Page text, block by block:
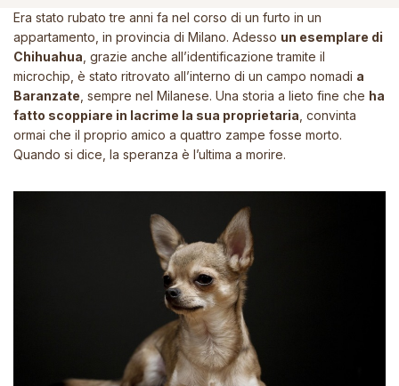
Era stato rubato tre anni fa nel corso di un furto in un
appartamento, in provincia di Milano. Adesso un esemplare di
Chihuahua , grazie anche all’identificazione tramite il
microchip, è stato ritrovato all’interno di un campo nomadi a
Baranzate , sempre nel Milanese. Una storia a lieto fine che ha
fatto scoppiare in lacrime la sua proprietaria , convinta
ormai che il proprio amico a quattro zampe fosse morto.
Quando si dice, la speranza è l’ultima a morire.